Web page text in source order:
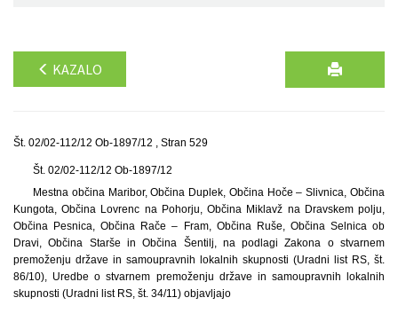
KAZALO
Št. 02/02-112/12 Ob-1897/12 , Stran 529
Št. 02/02-112/12 Ob-1897/12
Mestna občina Maribor, Občina Duplek, Občina Hoče – Slivnica, Občina
Kungota, Občina Lovrenc na Pohorju, Občina Miklavž na Dravskem polju,
Občina Pesnica, Občina Rače – Fram, Občina Ruše, Občina Selnica ob
Dravi, Občina Starše in Občina Šentilj, na podlagi Zakona o stvarnem
premoženju države in samoupravnih lokalnih skupnosti (Uradni list RS, št.
86/10), Uredbe o stvarnem premoženju države in samoupravnih lokalnih
skupnosti (Uradni list RS, št. 34/11) objavljajo